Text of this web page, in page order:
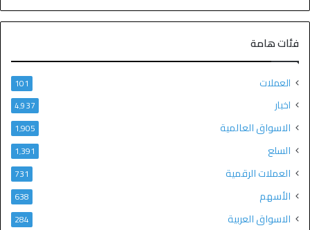
فئات هامة
العملات 101
اخبار 4٬937
الاسواق العالمية 1٬905
السلع 1٬391
العملات الرقمية 731
الأسهم 638
الاسواق العربية 284